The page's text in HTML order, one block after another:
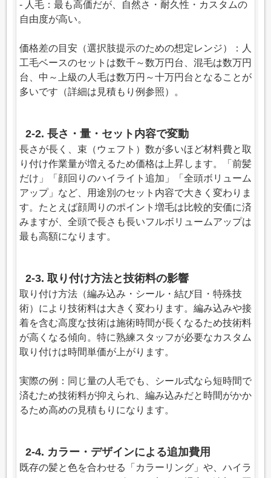
- 人毛：最も高価だが、自然さ・耐久性・カスタムの
自由度が高い。
価格差の目安（選択肢提示のための想定レンジ）：人
工毛ベースのセットは数千～数万円台、混毛は数万円
台、中～上級の人毛は数万円～十万円台となることが
多いです（詳細は見積もり例参照）。
2-2. 長さ・量・セット内容で変動
長さが長く、束（ウェフト）数が多いほど材料費と取
り付け作業量が増えるため価格は上昇します。「前髪
だけ」「顔回りのハイライト追加」「全頭ボリューム
アップ」など、用途別のセット内容で大きく変わりま
す。たとえば顔周りのポイント増毛は比較的安価に済
みますが、全頭で長さも長いフルボリュームアップは
最も高額になります。
2-3. 取り付け方法と技術料の影響
取り付け方法（編み込み・シール・結び目・特殊技
術）により技術料は大きく変わります。編み込みや接
着を含む高度な技術は施術時間が長くなるため技術料
が高くなる傾向。特に熟練スタッフが必要なカスタム
取り付けは時間単価が上がります。
実際の例：同じ量の人毛でも、シール式なら短時間で
済むため技術料が抑えられ、編み込みだと時間がかか
るため高めの見積もりになります。
2-4. カラー・デザインによる追加費用
既存の髪と色を合わせる「カラーリング」や、ハイラ